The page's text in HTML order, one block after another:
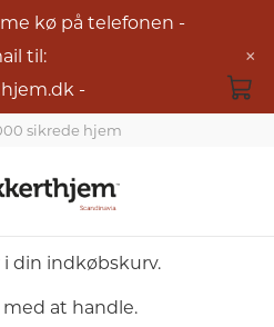
kø på telefonen -
til:
-
×
sikrede hjem
Content
din indkøbskurv.
at handle.